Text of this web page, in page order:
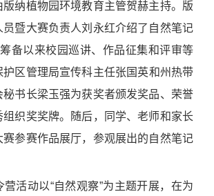
版纳植物园环境教育主管贺赫主持。版
暨大赛负责人刘永红介绍了自然笔记
备以来校园巡讲、作品征集和评审等
护区管理局宣传科主任张国英和州热带
秘书长梁玉强为获奖者颁发奖品、荣誉
织奖奖牌。随后，同学、老师和家长
参赛作品展厅，参观展出的自然笔记
营活动以“自然观察”为主题开展，在为